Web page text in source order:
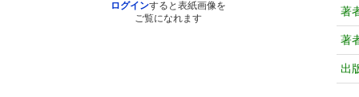
ログインすると表紙画像を
ご覧になれます
著
著
出